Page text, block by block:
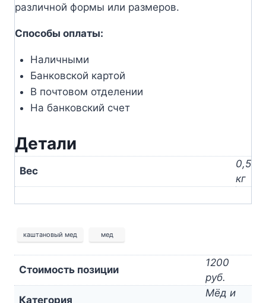
различной формы или размеров.
Способы оплаты:
Наличными
Банковской картой
В почтовом отделении
На банковский счет
Детали
Вес
0,5
кг
каштановый мед мед
Стоимость позиции
1200
руб.
Категория
Мёд и